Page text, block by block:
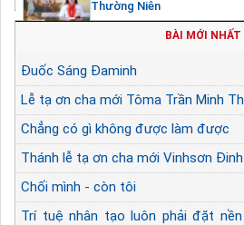
Thường Niên
BÀI MỚI NHẤT
Đuốc Sáng Đaminh
Lễ tạ ơn cha mới Tôma Trần Minh
Chẳng có gì không được làm được
Thánh lễ tạ ơn cha mới Vinhsơn
Chối mình - còn tôi
Trí tuệ nhân tạo luôn phải đặt